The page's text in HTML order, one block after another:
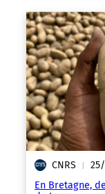
CNRS |
En Bretagne,